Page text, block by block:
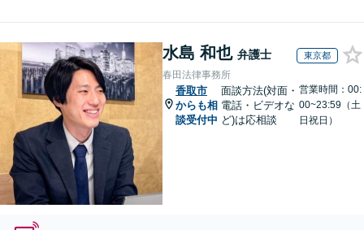
水島 和也 弁護士 東京都
春田法律事務所
香取市
からも相
談受付中
面談方法(対面・
電話・ビデオな
ど)は応相談
営業時間：00:
00~23:59（土
日祝日）